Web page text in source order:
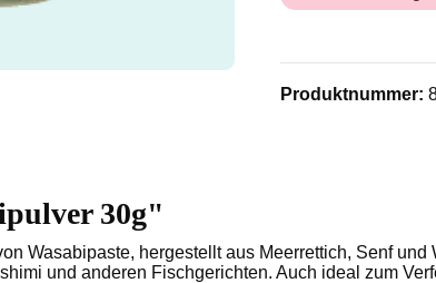
Produktnummer:
30g"
Wasabipaste, hergestellt aus Meerrettich, Senf
und anderen Fischgerichten. Auch ideal zum